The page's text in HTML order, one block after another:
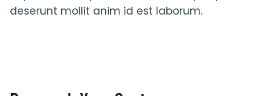
deserunt mollit anim id est laborum.